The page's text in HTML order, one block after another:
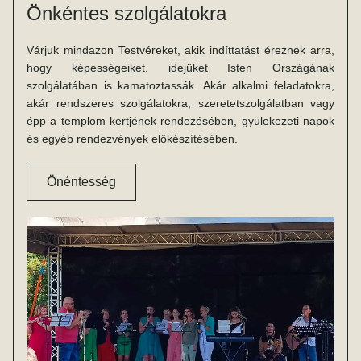
Önkéntes szolgálatokra
Várjuk mindazon Testvéreket, akik indíttatást éreznek arra,
hogy képességeiket, idejüket Isten Országának
szolgálatában is kamatoztassák. Akár alkalmi feladatokra,
akár rendszeres szolgálatokra, szeretetszolgálatban vagy
épp a templom kertjének rendezésében, gyülekezeti napok
és egyéb rendezvények előkészítésében.
Önéntesség